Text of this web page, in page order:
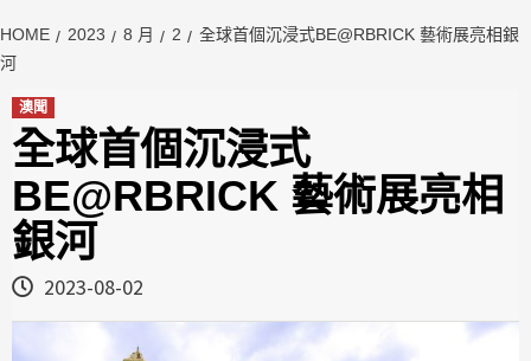
HOME 2023 8 月 2
全球首個沉浸式BE@RBRICK 藝術展亮相銀
河
澳聞
全球首個沉浸式
BE@RBRICK 藝術展亮相
銀河
2023-08-02